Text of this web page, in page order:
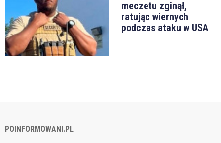
meczetu zginął,
ratując wiernych
podczas ataku w USA
POINFORMOWANI.PL